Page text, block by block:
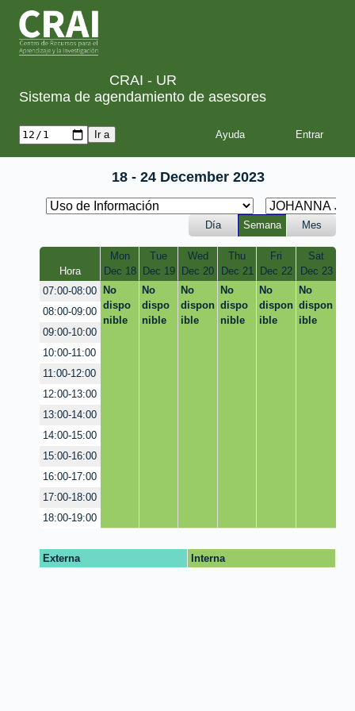
CRAI - UR
Sistema de agendamiento de asesores
Ayuda
18 - 24 December 2023
Día Semana Mes
Hora
Mon
Dec 18
Tue
Dec 19
Wed
Dec 20
Thu
Dec 21
Fri
Dec 22
Sat
Dec 23
07:00-08:00
No
dispo
nible
No
dispo
nible
No
dispon
ible
No
dispo
nible
No
dispon
ible
No
dispon
ible
08:00-09:00
09:00-10:00
10:00-11:00
11:00-12:00
12:00-13:00
13:00-14:00
14:00-15:00
15:00-16:00
16:00-17:00
17:00-18:00
18:00-19:00
Externa Interna